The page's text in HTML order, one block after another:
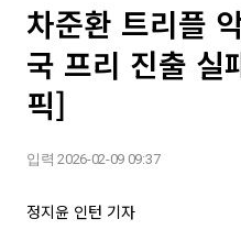
차준환 트리플
국 프리 진출 실
픽]
입력 2026-02-09 09:37
정지윤 인턴 기자